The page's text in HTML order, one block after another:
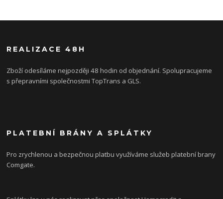
REALIZACE 48H
Zboží odesíláme nejpozději 48 hodin od objednání. Spolupracujeme
s přepravními společnostmi TopTrans a GLS.
PLATEBNÍ BRÁNY A SPLÁTKY
Pro zrychlenou a bezpečnou platbu využíváme služeb platební brany
Comgate.